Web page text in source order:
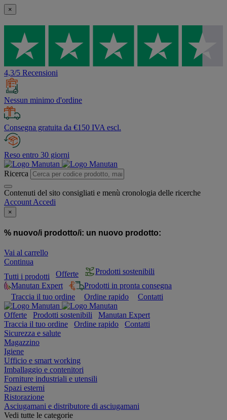
×
4,3/5 Recensioni
Nessun minimo d'ordine
Consegna gratuita da €150 IVA escl.
Reso entro 30 giorni
Ricerca
Contenuti del sito consigliati e menù cronologia delle ricerche
Account Accedi
×
% nuovo/i prodotto/i: un nuovo prodotto:
Vai al carrello
Continua
Tutti i prodotti
Offerte
Prodotti sostenibili
Manutan Expert
Prodotti in pronta consegna
Traccia il tuo ordine
Ordine rapido Contatti
Offerte Prodotti sostenibili
Manutan Expert
Traccia il tuo ordine
Ordine rapido
Contatti
Sicurezza e salute
Magazzino
Igiene
Ufficio e smart working
Imballaggio e contenitori
Forniture industriali e utensili
Spazi esterni
Ristorazione
Asciugamani e distributore di asciugamani
Vedi tutte le categorie